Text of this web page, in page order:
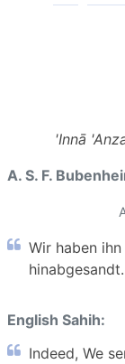
'Innā
A. S. F.
Wir haben
English Sahih:
Indeed, We